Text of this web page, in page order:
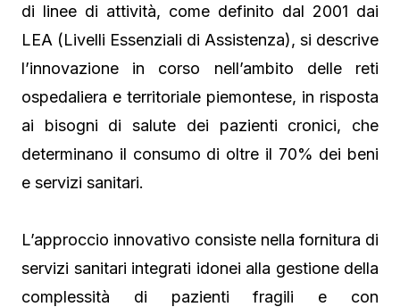
di linee di attività, come definito dal 2001 dai
LEA (Livelli Essenziali di Assistenza), si descrive
l’innovazione in corso nell’ambito delle reti
ospedaliera e territoriale piemontese, in risposta
ai bisogni di salute dei pazienti cronici, che
determinano il consumo di oltre il 70% dei beni
e servizi sanitari.
L’approccio innovativo consiste nella fornitura di
servizi sanitari integrati idonei alla gestione della
complessità di pazienti fragili e con